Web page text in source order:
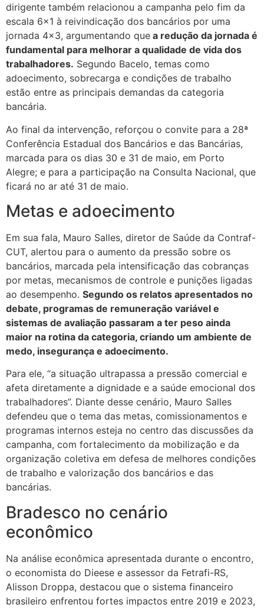
dirigente também relacionou a campanha pelo fim da
escala 6×1 à reivindicação dos bancários por uma
jornada 4×3, argumentando que a redução da jornada é
fundamental para melhorar a qualidade de vida dos
trabalhadores. Segundo Bacelo, temas como
adoecimento, sobrecarga e condições de trabalho
estão entre as principais demandas da categoria
bancária.
Ao final da intervenção, reforçou o convite para a 28ª
Conferência Estadual dos Bancários e das Bancárias,
marcada para os dias 30 e 31 de maio, em Porto
Alegre; e para a participação na Consulta Nacional, que
ficará no ar até 31 de maio.
Metas e adoecimento
Em sua fala, Mauro Salles, diretor de Saúde da Contraf-
CUT, alertou para o aumento da pressão sobre os
bancários, marcada pela intensificação das cobranças
por metas, mecanismos de controle e punições ligadas
ao desempenho. Segundo os relatos apresentados no
debate, programas de remuneração variável e
sistemas de avaliação passaram a ter peso ainda
maior na rotina da categoria, criando um ambiente de
medo, insegurança e adoecimento.
Para ele, “a situação ultrapassa a pressão comercial e
afeta diretamente a dignidade e a saúde emocional dos
trabalhadores”. Diante desse cenário, Mauro Salles
defendeu que o tema das metas, comissionamentos e
programas internos esteja no centro das discussões da
campanha, com fortalecimento da mobilização e da
organização coletiva em defesa de melhores condições
de trabalho e valorização dos bancários e das
bancárias.
Bradesco no cenário
econômico
Na análise econômica apresentada durante o encontro,
o economista do Dieese e assessor da Fetrafi-RS,
Alisson Droppa, destacou que o sistema financeiro
brasileiro enfrentou fortes impactos entre 2019 e 2023,